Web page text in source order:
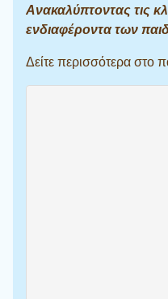
Ανακαλύπτοντας τις
ενδιαφέροντα των
Δείτε περισσότερα στο